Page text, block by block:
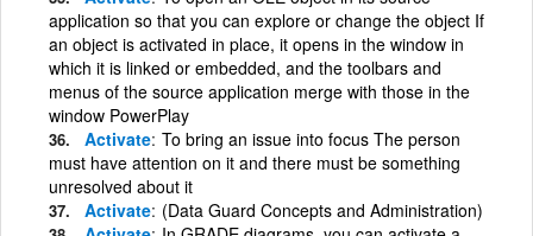
application so that you can explore or change the object If
an object is activated in place, it opens in the window in
which it is linked or embedded, and the toolbars and
menus of the source application merge with those in the
window PowerPlay
Activate To bring an issue into focus The person
must have attention on it and there must be something
unresolved about it
Activate (Data Guard Concepts and Administration)